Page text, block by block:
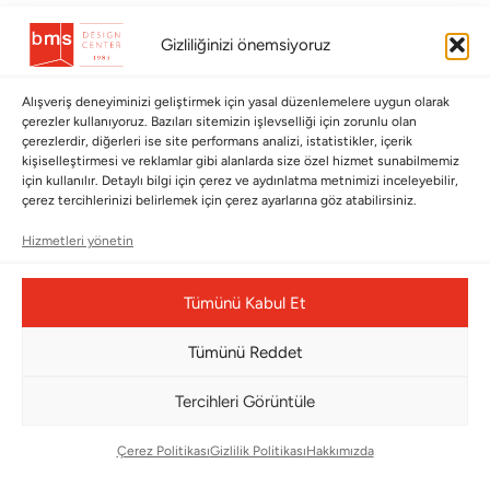
Gizliliğinizi önemsiyoruz
Alışveriş deneyiminizi geliştirmek için yasal düzenlemelere uygun olarak
çerezler kullanıyoruz. Bazıları sitemizin işlevselliği için zorunlu olan
çerezlerdir, diğerleri ise site performans analizi, istatistikler, içerik
kişiselleştirmesi ve reklamlar gibi alanlarda size özel hizmet sunabilmemiz
için kullanılır. Detaylı bilgi için çerez ve aydınlatma metnimizi inceleyebilir,
çerez tercihlerinizi belirlemek için çerez ayarlarına göz atabilirsiniz.
Hizmetleri yönetin
Tümünü Kabul Et
Tümünü Reddet
Tercihleri Görüntüle
Çerez PolitikasıGizlilik PolitikasıHakkımızda
BÜLTENİMİZE ABONE OLUN
Bültenimize Abone Olun
Bizi Takip Edin